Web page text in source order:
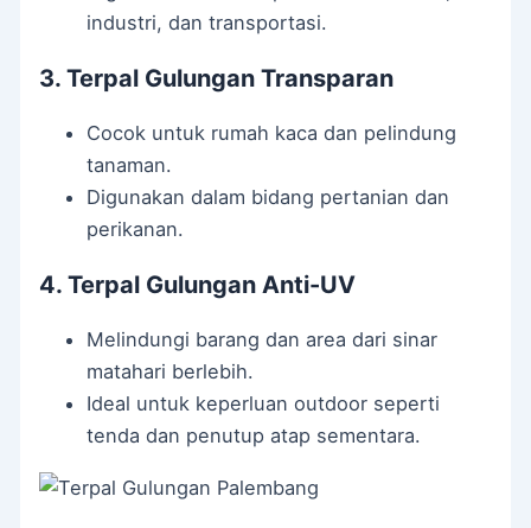
industri, dan transportasi.
3. Terpal Gulungan Transparan
Cocok untuk rumah kaca dan pelindung
tanaman.
Digunakan dalam bidang pertanian dan
perikanan.
4. Terpal Gulungan Anti-UV
Melindungi barang dan area dari sinar
matahari berlebih.
Ideal untuk keperluan outdoor seperti
tenda dan penutup atap sementara.